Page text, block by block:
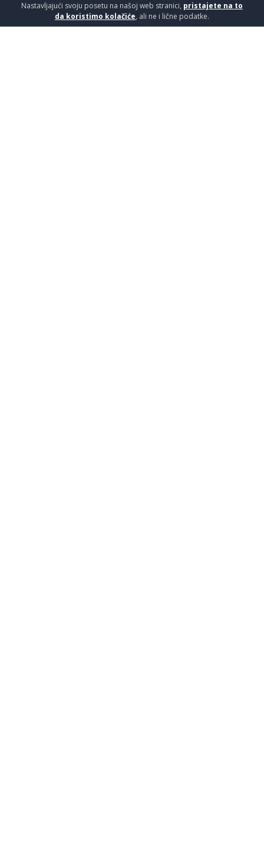
Nastavljajući svoju posetu na našoj web stranici, pristajete na to
da koristimo kolačiće, ali ne i lične podatke.